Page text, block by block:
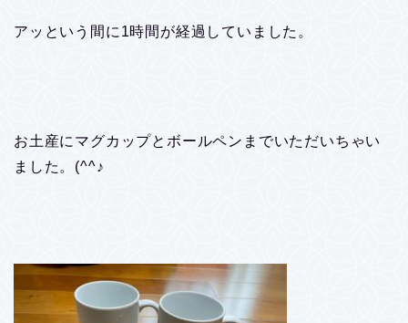
アッという間に1時間が経過していました。
お土産にマグカップとボールペンまでいただいちゃい
ました。(^^♪